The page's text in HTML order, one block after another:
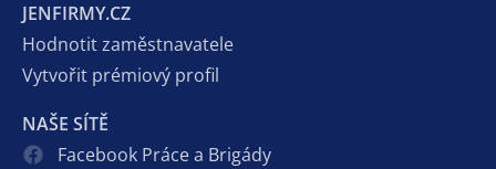
JENFIRMY.CZ
Hodnotit zaměstnavatele
Vytvořit prémiový profil
NAŠE SÍTĚ
Facebook Práce a Brigády